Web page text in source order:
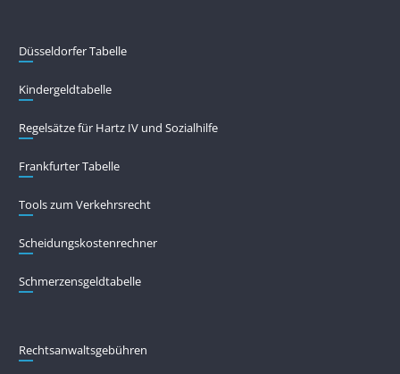
Düsseldorfer Tabelle
Kindergeldtabelle
Regelsätze für Hartz IV und Sozialhilfe
Frankfurter Tabelle
Tools zum Verkehrsrecht
Scheidungskostenrechner
Schmerzensgeldtabelle
Rechtsanwaltsgebühren